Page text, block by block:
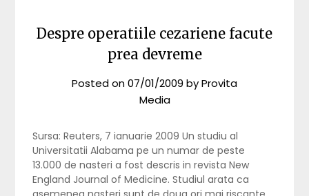
Despre operatiile cezariene facute
prea devreme
Posted on07/01/2009 byProvita
Media
Sursa: Reuters, 7 ianuarie 2009 Un studiu al
Universitatii Alabama pe un numar de peste
13.000 de nasteri a fost descris in revista New
England Journal of Medicine. Studiul arata ca